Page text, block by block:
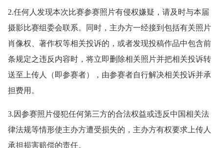
2.任何人发现本次比赛参赛照片有侵权嫌疑，请及时与本届
摄影比赛组委会联系。同时，主办方一经接到包括有关照片
肖像权、著作权等相关投诉的，或者发现投稿作品中包含前
条规定之违反内容时，将立即删除相关照片并把相关投诉转
送至上传人（即参赛者），由参赛者自行解决相关投诉并承
担费用。
3.因参赛照片侵犯任何第三方的合法权益或违反中国相关法
律法规等情形使主办方遭受损失的，主办方有权要求上传人
承担损害赔偿的责任。